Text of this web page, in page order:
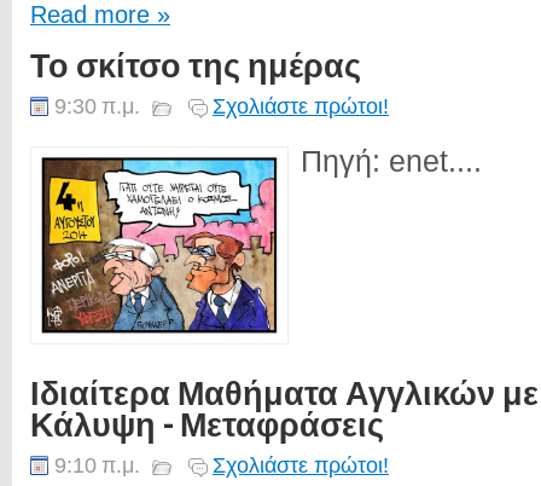
Read more »
Το σκίτσο της ημέρας
9:30 π.μ. Σχολιάστε πρώτοι!
Πηγή: enet....
Ιδιαίτερα Μαθήματα Αγγλικών
Κάλυψη - Μεταφράσεις
9:10 π.μ. Σχολιάστε πρώτοι!